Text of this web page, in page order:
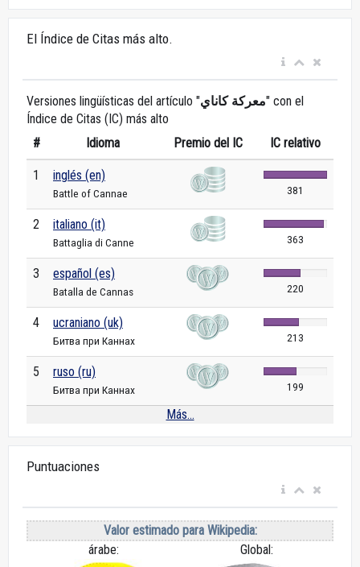
El Índice de Citas más alto.
Versiones lingüísticas del artículo "معركة كاناي" con el
Índice de Citas (IC) más alto
#
Idioma Premio del IC IC relativo
1 inglés (en)
Battle of Cannae 381
2 italiano (it)
Battaglia di Canne 363
3 español (es)
Batalla de Cannas 220
4 ucraniano (uk)
Битва при Каннах 213
5 ruso (ru)
Битва при Каннах 199
Más...
Puntuaciones
Valor estimado para Wikipedia:
árabe:
Global: